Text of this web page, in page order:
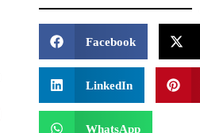
Facebook
LinkedIn
WhatsApp